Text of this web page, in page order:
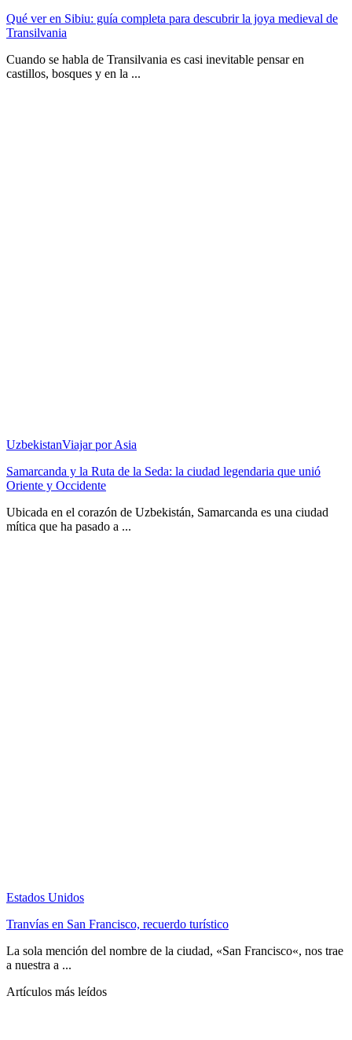
Qué ver en Sibiu: guía completa para descubrir la joya medieval de
Transilvania
Cuando se habla de Transilvania es casi inevitable pensar en
castillos, bosques y en la ...
UzbekistanViajar por Asia
Samarcanda y la Ruta de la Seda: la ciudad legendaria que unió
Oriente y Occidente
Ubicada en el corazón de Uzbekistán, Samarcanda es una ciudad
mítica que ha pasado a ...
Estados Unidos
Tranvías en San Francisco, recuerdo turístico
La sola mención del nombre de la ciudad, «San Francisco«, nos trae
a nuestra a ...
Artículos más leídos